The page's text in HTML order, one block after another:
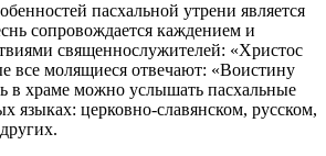
пасхальной утрени является
сопровождается каждением и
священнослужителей: «Христос
все молящиеся отвечают: «Воистину
в храме можно услышать пасхальные
языках: церковно-славянском, русском,